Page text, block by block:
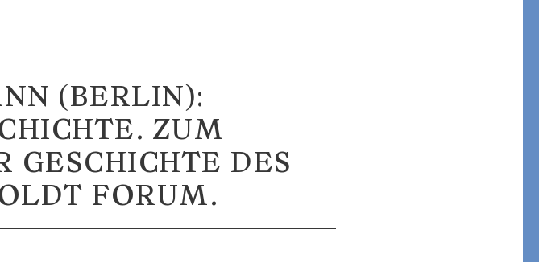
(BERLIN):
ZUM
GESCHICHTE DES
FORUM.